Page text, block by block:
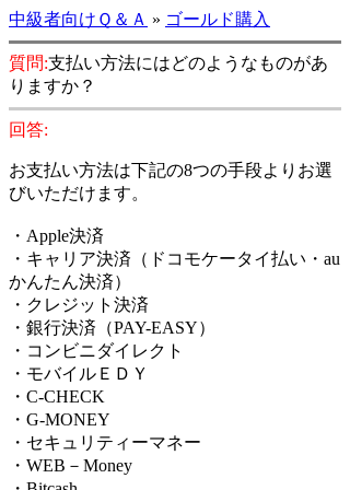
中級者向けＱ＆Ａ » ゴールド購入
質問:支払い方法にはどのようなものがあ
りますか？
回答:
お支払い方法は下記の8つの手段よりお選
びいただけます。
・Apple決済
・キャリア決済（ドコモケータイ払い・au
かんたん決済）
・クレジット決済
・銀行決済（PAY-EASY）
・コンビニダイレクト
・モバイルＥＤＹ
・C-CHECK
・G-MONEY
・セキュリティーマネー
・WEB－Money